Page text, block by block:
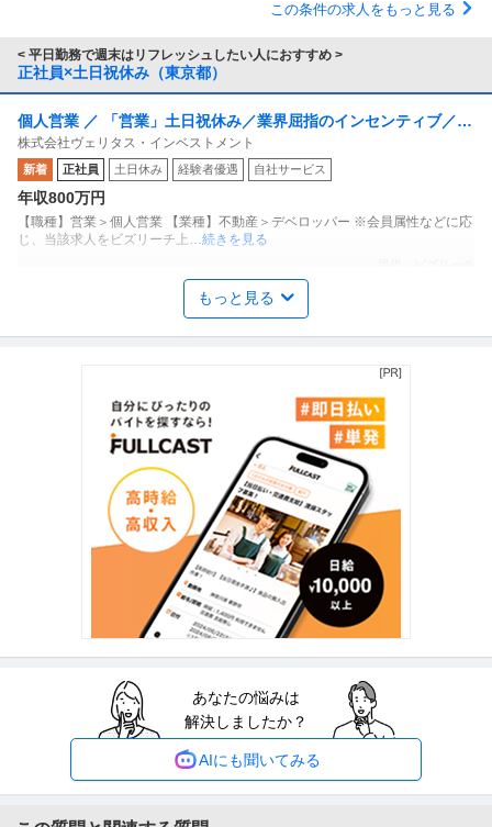
この条件の求人をもっと見る
< 平日勤務で週末はリフレッシュしたい人におすすめ >
正社員×土日祝休み（東京都）
個人営業 ／ 「営業」土日祝休み／業界屈指のインセンティブ／残
業月10h
株式会社ヴェリタス・インベストメント
新着 正社員 土日休み 経験者優遇 自社サービス
年収800万円
【職種】営業＞個人営業 【業種】不動産＞デベロッパー ※会員属性などに応
じ、当該求人をビズリーチ上 …続きを見る
商品企画 ／ 「商品企画／マーケティングマネージャー」「たべっ
子どうぶつ」でお馴染みのお菓子メーカー ギンビス「「しみチョ
ココーン」「アスパラガス」などのロングセラー商品を製造／土
日祝休み／転勤なし／勤務地日本橋」（株式会社ギンビス）
株式会社ギンビス
【職種】マーケティング＞商品企画 【業種】メーカー＞食品・飲料 ※会員属
性などに応じ、当該求人をビ…続きを見る
建築施工管理 ／ 地図と記憶に残る”作品”を創る「建築施工管理」
年収1000万円を目指せる／年間休日127日／土日祝休／意匠性の
渡邊建設株式会社
ミドル活躍中 土日休み
【職種】施工管理＞建築施工管理 【業種】建設＞建設・建築・土木 ※会員属
性などに応じ、当該求人をビ…続きを見る
採用 ／ 「新橋」人事／HR領域 ～代表直下で裁量大／土日祝休み
クラウドコンサルティング株式会社
土日休み フリーランス 年間休日120日以上
年収400万円〜500万円
【職種】人事＞採用 【業種】コンサルティング＞コンサルティング ※会員属
性などに応じ、当該求人をビ…続きを見る
もっと見る
あなたの悩みは
解決しましたか？
AIにも聞いてみる